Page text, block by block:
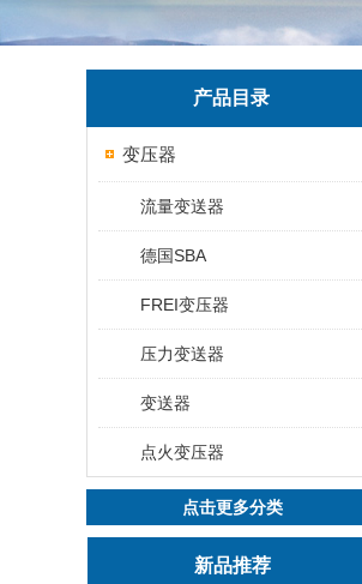
产品目录
变压器
流量变送器
德国SBA
FREI变压器
压力变送器
变送器
点火变压器
点击更多分类
新品推荐